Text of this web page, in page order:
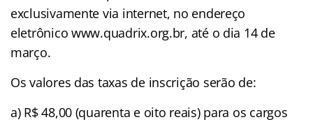
exclusivamente via internet, no endereço
eletrônico www.quadrix.org.br, até o dia 14 de
março.
Os valores das taxas de inscrição serão de:
a) R$ 48,00 (quarenta e oito reais) para os cargos